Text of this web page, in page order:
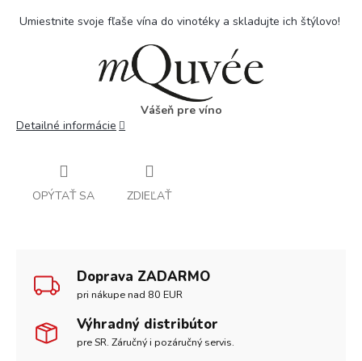
Umiestnite svoje fľaše vína do vinotéky a skladujte ich štýlovo!
Vášeň pre víno
Detailné informácie
OPÝTAŤ SA ZDIEĽAŤ
Doprava ZADARMO
pri nákupe nad 80 EUR
Výhradný distribútor
pre SR. Záručný i pozáručný servis.